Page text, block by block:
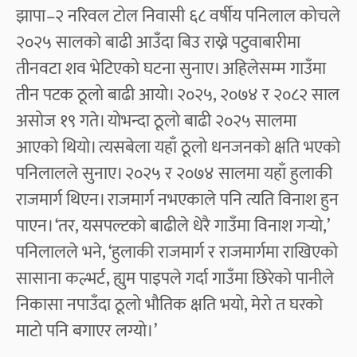
झापा–२ नरिवल टोल निवासी ६८ वर्षीय पनिलाल कोचले
२०२५ सालको बाढी आउँदा बिउ राख्ने पटुवाबारीमा
तीनवटा शव भेटिएको घटना सुनाए। अहिलेसम्म गाउँमा
तीन पटक ठूलो बाढी आयो। २०२५, २०७४ र २०८२ साल
असोज १९ गते। योभन्दा ठूलो बाढी २०२५ सालमा
आएको थियो। त्यसबेला यहाँ ठूलो धनजनको क्षति भएको
पनिलालले सुनाए। २०२५ र २०७४ सालमा यहाँ हुलाकी
राजमार्ग थिएन। राजमार्ग नभएकाले पनि त्यति विनाश हुन
पाएन। ‘तर, यसपल्टको बाढीले धेरै गाउँमा विनाश गर्‍यो,’
पनिलालले भने, ‘हुलाकी राजमार्ग र राजमार्गमा राखिएको
सासाना कल्भर्ट, ह्युम पाइपले गर्दा गाउँमा छिरेको पानीले
निकासा नपाउँदा ठूलो भौतिक क्षति भयो, मेरो त घरको
माटो पनि बगाएर लग्यो।’